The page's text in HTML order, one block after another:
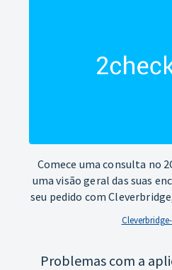
Comece uma consulta no
uma visão geral das suas
seu pedido com
Problemas com a